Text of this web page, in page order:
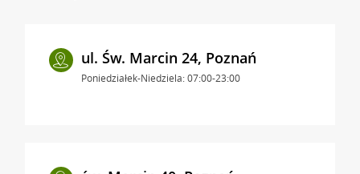
ul. Św. Marcin 24, Poznań
Poniedziałek-Niedziela: 07:00-23:00